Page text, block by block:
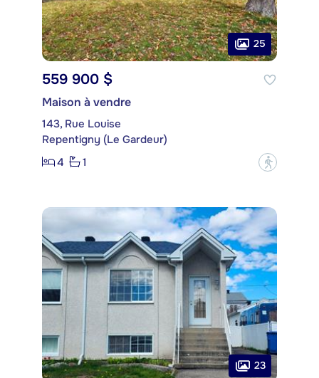
25
559 900 $
Maison à vendre
143, Rue Louise
Repentigny (Le Gardeur)
4
1 ?
23